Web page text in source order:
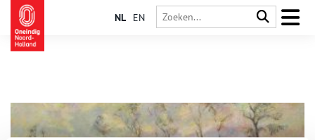
NL EN